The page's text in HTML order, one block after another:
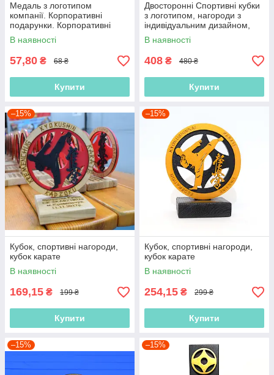
Медаль з логотипом
компанії. Корпоративні
подарунки. Корпоративні
медалі. Промо медалі.
Рекламна продукція
В наявності
57,80 ₴ 68 ₴
Купити
Двосторонні Спортивні кубки
з логотипом, нагороди з
індивідуальним дизайном,
спортивні нагороди,
спортивні кубки
В наявності
408 ₴ 480 ₴
Купити
–15%
Кубок, спортивні нагороди,
кубок карате
В наявності
169,15 ₴ 199 ₴
Купити
–15%
Кубок, спортивні нагороди,
кубок карате
В наявності
254,15 ₴ 299 ₴
Купити
–15% –15%